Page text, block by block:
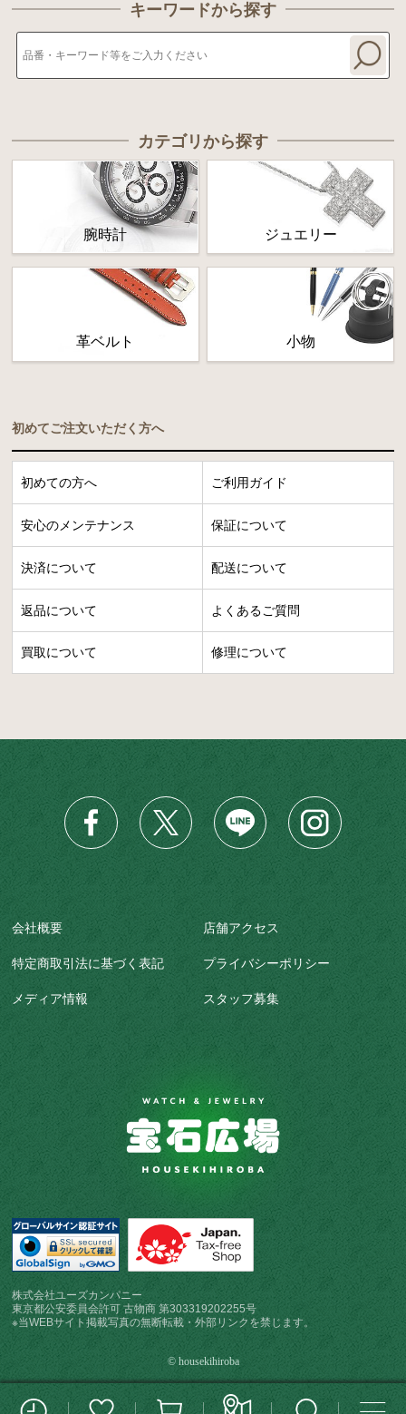
キーワードから探す
カテゴリから探す
腕時計 ジュエリー
革ベルト 小物
初めてご注文いただく方へ
初めての方へ ご利用ガイド
安心のメンテナンス 保証について
決済について 配送について
返品について よくあるご質問
買取について 修理について
会社概要 店舗アクセス
特定商取引法に基づく表記 プライバシーポリシー
メディア情報 スタッフ募集
株式会社ユーズカンパニー
東京都公安委員会許可 古物商 第303319202255号
※当WEBサイト掲載写真の無断転載・外部リンクを禁じます。
© housekihiroba